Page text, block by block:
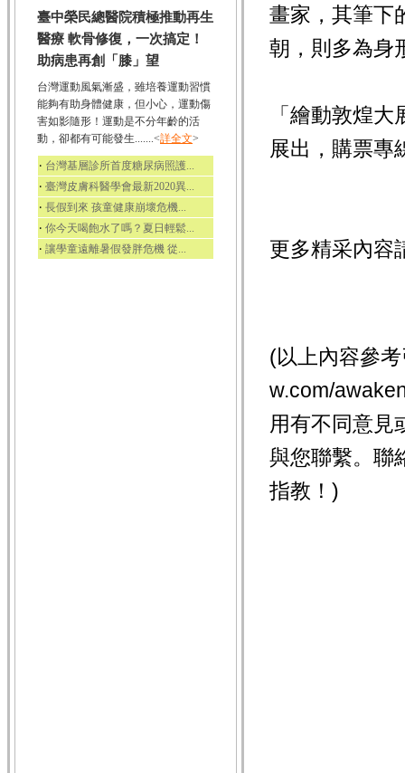
臺中榮民總醫院積極推動再生
醫療 軟骨修復，一次搞定！
助病患再創「膝」望
台灣運動風氣漸盛，雖培養運動習慣
能夠有助身體健康，但小心，運動傷
害如影隨形！運動是不分年齡的活
動，卻都有可能發生.......<詳全文>
‧ 台灣基層診所首度糖尿病照護...
‧ 臺灣皮膚科醫學會最新2020異...
‧ 長假到來 孩童健康崩壞危機...
‧ 你今天喝飽水了嗎？夏日輕鬆...
‧ 讓學童遠離暑假發胖危機 從...
畫家，其筆下
朝，則多為身
「繪動敦煌
展出，購票專
更多精采內容
(以上內容參
w.com/
用有不同意見
與您聯繫。聯
指教！)